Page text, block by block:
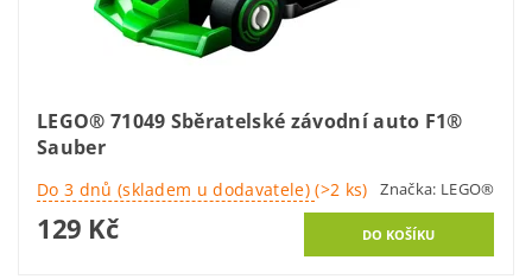
LEGO® 71049 Sběratelské závodní auto F1®
Sauber
Do 3 dnů (skladem u dodavatele)(>2 ks) Značka: LEGO®
129 Kč